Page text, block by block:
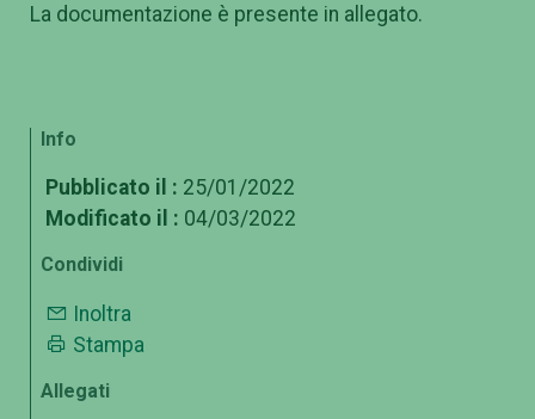
La documentazione è presente in allegato.
Info
Pubblicato il : 25/01/2022
Modificato il : 04/03/2022
Condividi
Inoltra
Stampa
Allegati